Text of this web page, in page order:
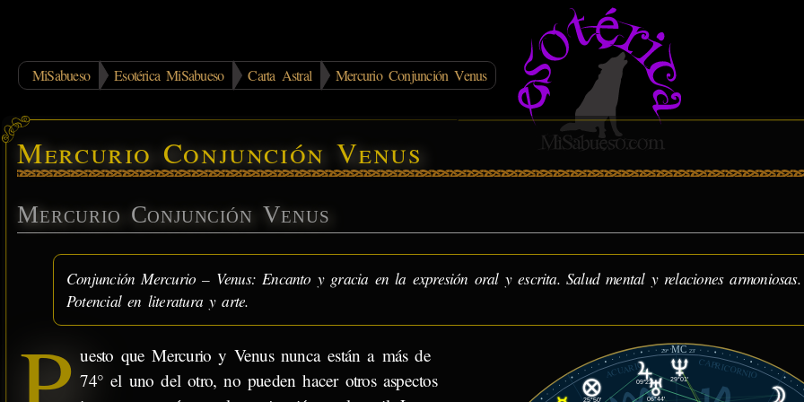
MiSabueso Esotérica MiSabueso Carta Astral Mercurio Conjunción Venus
Mercurio Conjunción Venus
Mercurio Conjunción Venus
Conjunción Mercurio – Venus: Encanto y gracia en la expresión oral y escrita. Salud mental y relaciones armoniosas.
Potencial en literatura y arte.
29°MC 23'
CAPRICORNIO
ACUARIO
09°22'
06°44'
29°01'
25°50'
uesto que Mercurio y Venus nunca están a más de
74° el uno del otro, no pueden hacer otros aspectos